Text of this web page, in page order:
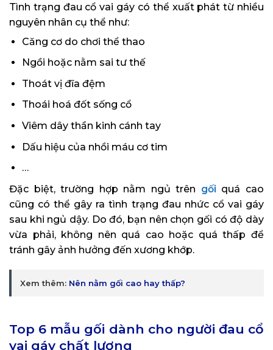
Tình trạng đau cổ vai gáy có thể xuất phát từ nhiều
nguyên nhân cụ thể như:
Căng cơ do chơi thể thao
Ngồi hoặc nằm sai tư thế
Thoát vị đĩa đệm
Thoái hoá đốt sống cổ
Viêm dây thần kinh cánh tay
Dấu hiệu của nhồi máu cơ tim
…
Đặc biệt, trường hợp nằm ngủ trên gối quá cao
cũng có thể gây ra tình trạng đau nhức cổ vai gáy
sau khi ngủ dậy. Do đó, bạn nên chọn gối có độ dày
vừa phải, không nên quá cao hoặc quá thấp để
tránh gây ảnh hưởng đến xương khớp.
Xem thêm: Nên nằm gối cao hay thấp?
Top 6 mẫu gối dành cho người đau cổ
vai gáy chất lượng